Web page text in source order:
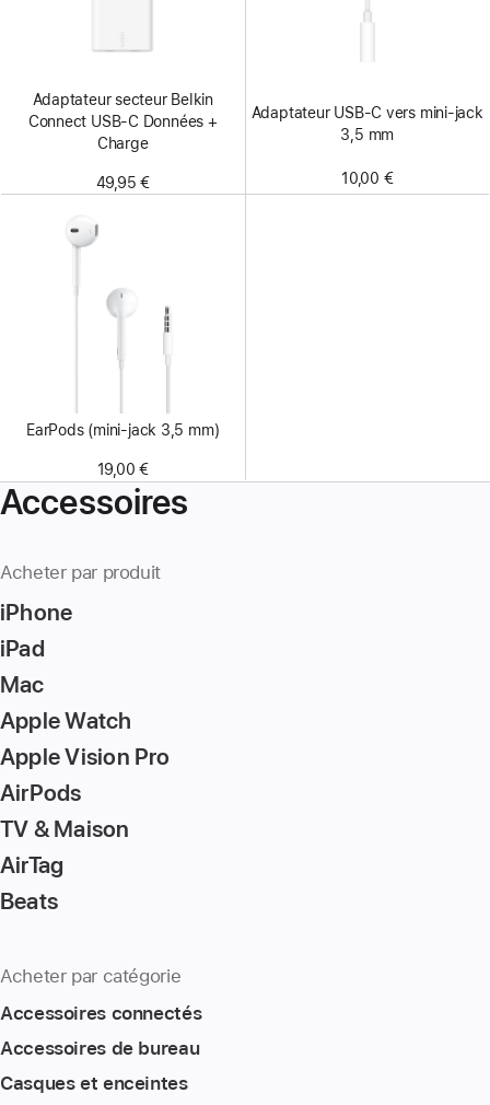
Adaptateur secteur Belkin
Connect USB-C Données +
Charge
49,95 €
Adaptateur USB‑C vers mini‑jack
3,5 mm
10,00 €
EarPods (mini-jack 3,5 mm)
19,00 €
Accessoires
Acheter par produit
iPhone
iPad
Mac
Apple Watch
Apple Vision Pro
AirPods
TV & Maison
AirTag
Beats
Acheter par catégorie
Accessoires connectés
Accessoires de bureau
Casques et enceintes